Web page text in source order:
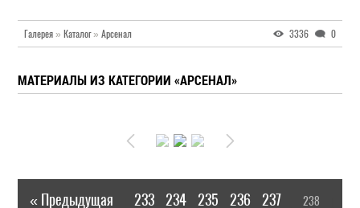
Галерея » Каталог» Арсенал 3336 0
МАТЕРИАЛЫ ИЗ КАТЕГОРИИ «АРСЕНАЛ»
« Предыдущая 233 234 235 236 237 238